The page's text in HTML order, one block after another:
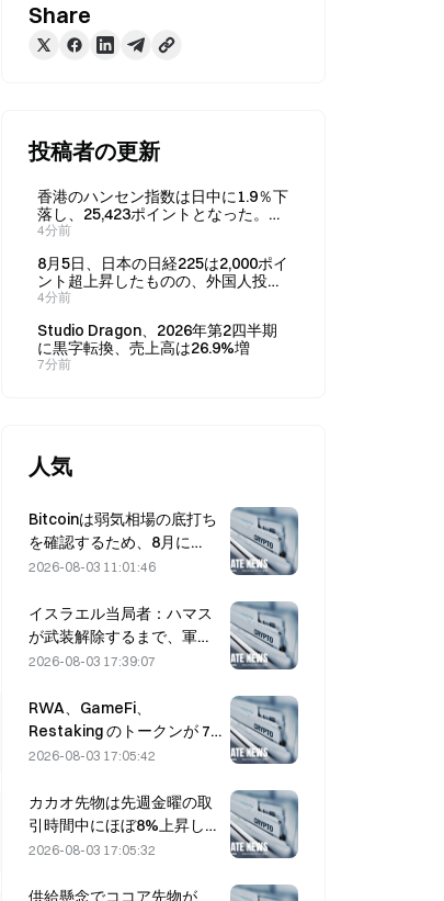
Share
投稿者の更新
香港のハンセン指数は日中に1.9％下
落し、25,423ポイントとなった。
Aecon Groupは決算発表後に13.6％
4分前
8月5日、日本の日経225は2,000ポイ
ント超上昇したものの、外国人投資
家は慎重姿勢を維持
4分前
Studio Dragon、2026年第2四半期
に黒字転換、売上高は26.9%増
7分前
人気
Bitcoinは弱気相場の底打ち
を確認するため、8月に
$63,000を上回って引ける
言うところでは10倍の可能
性
2026-08-03 11:01:46
イスラエル当局者：ハマス
が武装解除するまで、軍の
資金拠出（撤退）は行わな
2026-08-03 17:39:07
RWA、GameFi、
Restaking のトークンが 7
月のリード市場パフォーマ
2026-08-03 17:05:42
カカオ先物は先週金曜の取
引時間中にほぼ8%上昇し、
市場参加者を驚かせた
2026-08-03 17:05:32
供給懸念でココア先物が